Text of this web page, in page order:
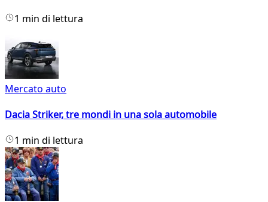
1 min di lettura
Mercato auto
Dacia Striker, tre mondi in una sola automobile
1 min di lettura